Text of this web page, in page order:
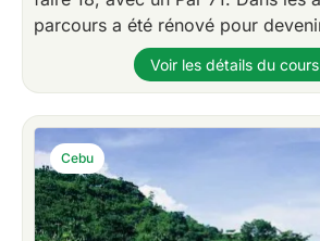
parcours a été rénové pour
Voir les détails du
Cebu